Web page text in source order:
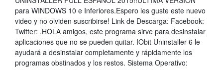
para WINDOWS 10 e Inferiores.Espero les guste este nuevo
video y no olviden suscribirse! Link de Descarga: Facebook:
Twitter: .HOLA amigos, este programa sirve para desinstalar
aplicaciones que no se pueden quitar. IObit Uninstaller 6 le
ayudará a desinstalar completamente y rápidamente los
programas obstinados y los restos. Sistema Operativo: